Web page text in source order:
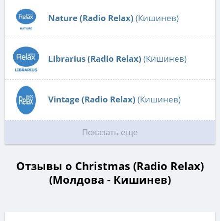
Nature (Radio Relax) (Кишинев)
Librarius (Radio Relax) (Кишинев)
Vintage (Radio Relax) (Кишинев)
Показать еще
Отзывы о Christmas (Radio Relax)
(Молдова - Кишинев)